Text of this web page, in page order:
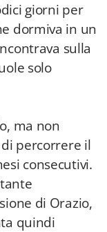
giorni per
dormiva in un
sulla
solo
ma non
di percorrere il
consecutivi.
di Orazio,
quindi